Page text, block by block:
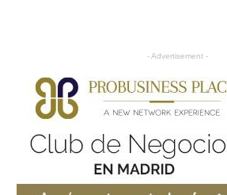
- Advertisement -